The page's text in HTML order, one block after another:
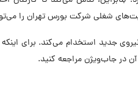
شغلی شرکت بورس تهران را
حاضر در ۹ موقعیت شغلی نیروی جدید استخدام
در جاب‌ویژن مراجعه کنید.